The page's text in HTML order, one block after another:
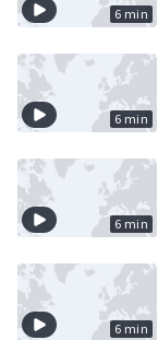
6 min
6 min
6 min
6 min